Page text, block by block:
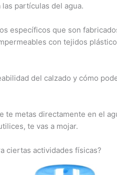
partículas del agua.
específicos que son
con tejidos
del calzado y cómo
te metas directamente en el
te vas a mojar.
ciertas actividades físicas?